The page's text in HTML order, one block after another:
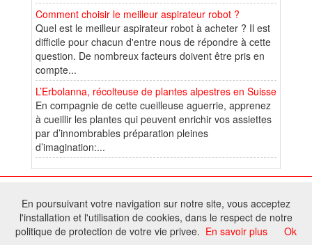
Comment choisir le meilleur aspirateur robot ?
Quel est le meilleur aspirateur robot à acheter ? Il est
difficile pour chacun d'entre nous de répondre à cette
question. De nombreux facteurs doivent être pris en
compte...
L’Erbolanna, récolteuse de plantes alpestres en Suisse
En compagnie de cette cueilleuse aguerrie, apprenez
à cueillir les plantes qui peuvent enrichir vos assiettes
par d’innombrables préparation pleines
d’imagination:...
FontAwesome
Tous droits réservés - Toute reproduction du contenu de ce site, même
partielle, est interdite sans accord du propriétaire.
En poursuivant votre navigation sur notre site, vous acceptez
l'installation et l'utilisation de cookies, dans le respect de notre
politique de protection de votre vie privee. En savoir plus Ok